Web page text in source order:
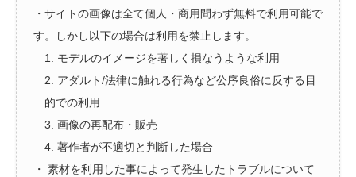
・サイトの画像は全て個人・商用問わず無料で利用可能で
す。しかし以下の場合は利用を禁止します。
1. モデルのイメージを著しく損なうような利用
2. アダルト/法律に触れる行為など公序良俗に反する目
的での利用
3. 画像の再配布・販売
4. 著作者が不適切と判断した場合
・ 素材を利用した事によって発生したトラブルについて